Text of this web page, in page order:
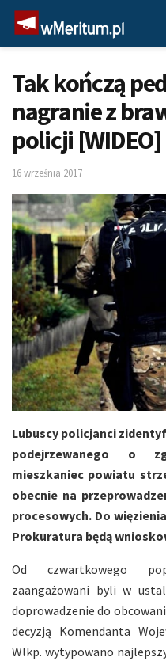
Tak kończą
nagranie z
policji [WIDEO]
16 września 2017
Lubuscy policjanci
podejrzewanego o
mieszkaniec powiatu
obecnie na
procesowych. Do
Prokuratura będą
Od czwartkowego
zaangażowani byli w
doprowadzenie do
decyzją Komendanta
Wlkp. wytypowano